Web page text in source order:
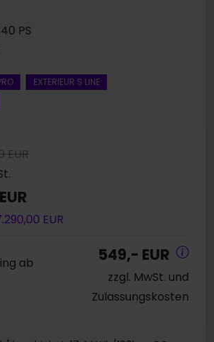
PS
EXTERIEUR S LINE
EUR
EUR
ab
549,- EUR
zzgl. MwSt. und
Zulassungskosten